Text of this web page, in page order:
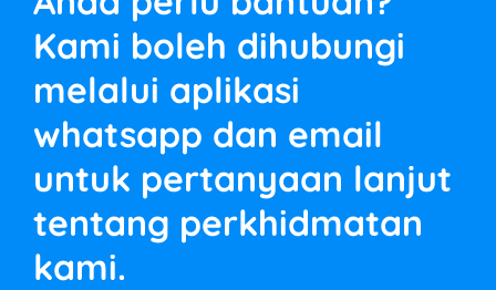
Kami boleh dihubungi
melalui aplikasi
whatsapp dan email
untuk pertanyaan lanjut
tentang perkhidmatan
kami.